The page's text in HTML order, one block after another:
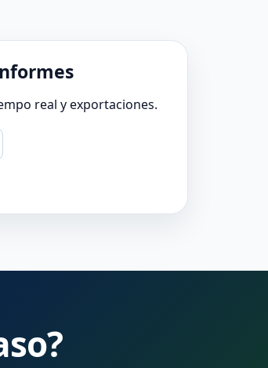
real y exportaciones.